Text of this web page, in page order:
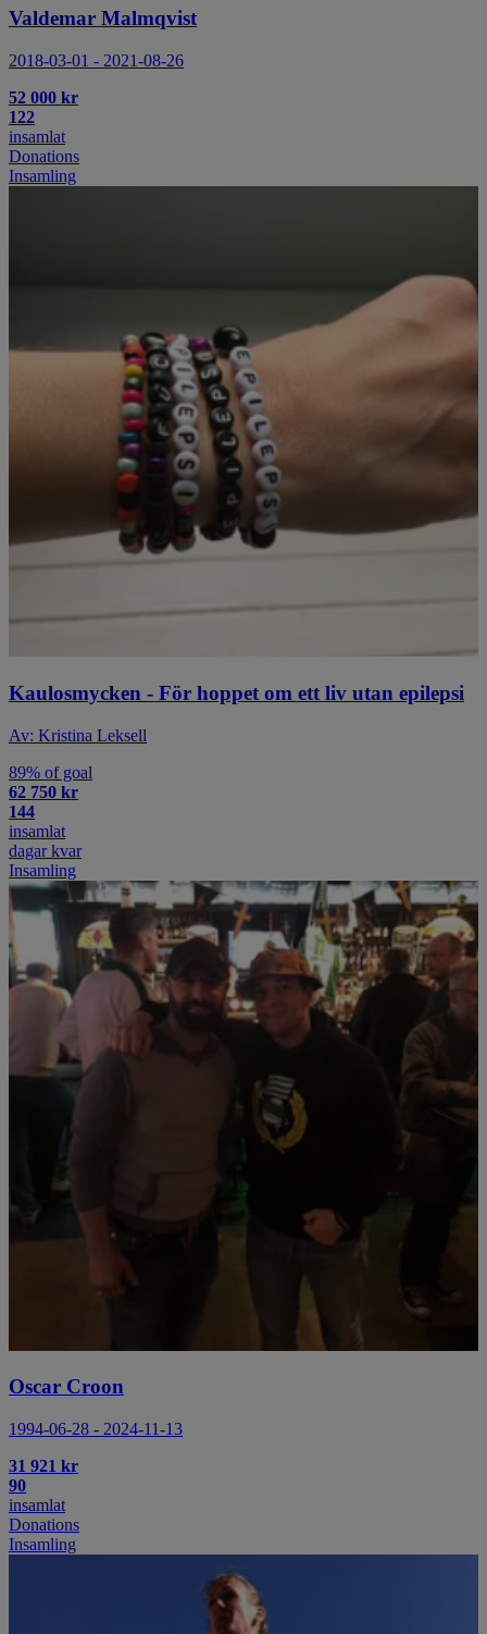
Valdemar Malmqvist
2018-03-01 - 2021-08-26
52 000 kr
122
insamlat
Donations
Insamling
Kaulosmycken - För hoppet om ett liv utan epilepsi
Av: Kristina Leksell
89% of goal
62 750 kr
144
insamlat
dagar kvar
Insamling
Oscar Croon
1994-06-28 - 2024-11-13
31 921 kr
90
insamlat
Donations
Insamling